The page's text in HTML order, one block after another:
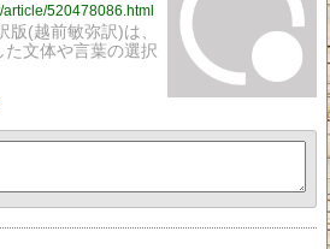
520478086.html
版(越前敏弥訳)は、
文体や言葉の選択